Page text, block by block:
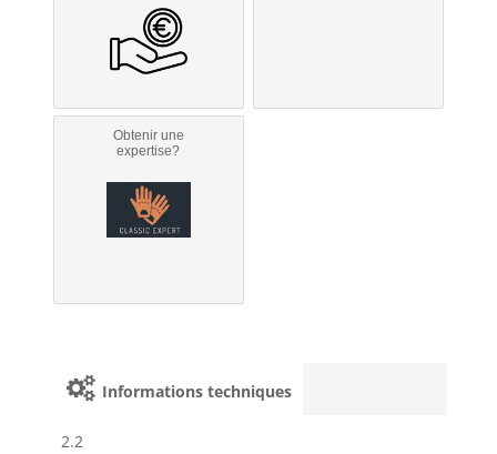
Obtenir une
expertise?
Informations techniques
2.2